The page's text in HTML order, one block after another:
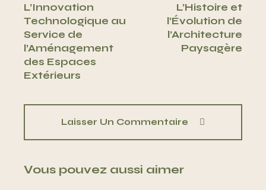
L’Innovation
Technologique au
Service de
l’Aménagement
des Espaces
Extérieurs
L’Histoire et
l’Évolution de
l’Architecture
Paysagère
Laisser Un Commentaire
Vous pouvez aussi aimer